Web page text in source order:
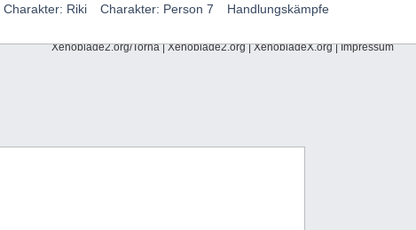
Charakter: Riki Charakter: Person 7
Handlungskämpfe
Xenoblade2.org/Torna|Xenoblade2.org|XenobladeX.org|Impressum